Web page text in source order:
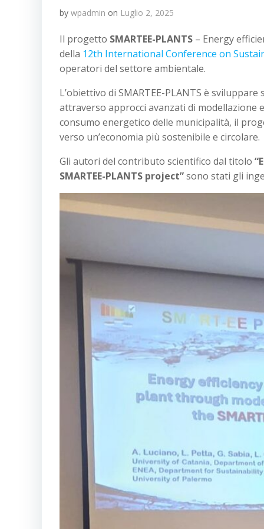
by wpadmin on Luglio 2, 2025
Il progetto SMARTEE-PLANTS – Energy
della 12th International Conference on
operatori del settore ambientale.
L’obiettivo di SMARTEE-PLANTS è
attraverso approcci avanzati di modellazione
consumo energetico delle municipalità, il
verso un’economia più sostenibile e circolare.
Gli autori del contributo scientifico dal titolo
SMARTEE-PLANTS project”sono stati gli